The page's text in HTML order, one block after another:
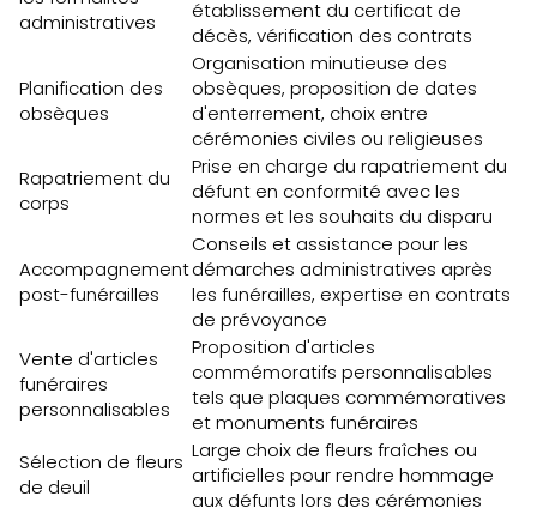
administratives
établissement du certificat de
décès, vérification des contrats
Planification des
obsèques
Organisation minutieuse des
obsèques, proposition de dates
d'enterrement, choix entre
cérémonies civiles ou religieuses
Rapatriement du
corps
Prise en charge du rapatriement du
défunt en conformité avec les
normes et les souhaits du disparu
Accompagnement
post-funérailles
Conseils et assistance pour les
démarches administratives après
les funérailles, expertise en contrats
de prévoyance
Vente d'articles
funéraires
personnalisables
Proposition d'articles
commémoratifs personnalisables
tels que plaques commémoratives
et monuments funéraires
Sélection de fleurs
de deuil
Large choix de fleurs fraîches ou
artificielles pour rendre hommage
aux défunts lors des cérémonies